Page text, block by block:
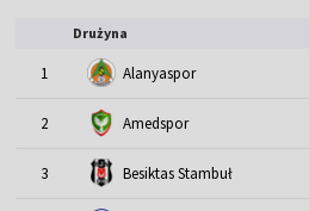
Drużyna
1 Alanyaspor
2 Amedspor
3 Besiktas Stambuł